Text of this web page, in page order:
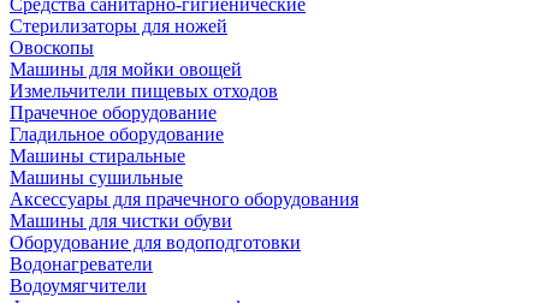
Средства санитарно-гигиенические
Стерилизаторы для ножей
Овоскопы
Машины для мойки овощей
Измельчители пищевых отходов
Прачечное оборудование
Гладильное оборудование
Машины стиральные
Машины сушильные
Аксессуары для прачечного оборудования
Машины для чистки обуви
Оборудование для водоподготовки
Водонагреватели
Водоумягчители